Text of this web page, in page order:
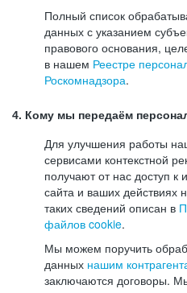
Полный список
данных с указанием
правового основания,
в нашем Реестре
Роскомнадзора.
4. Кому мы передаём
Для улучшения работы
сервисами контекстной
получают от нас доступ
сайта и ваших действиях
таких сведений описан в
файлов cookie.
Мы можем поручить
данных нашим
заключаются договоры.